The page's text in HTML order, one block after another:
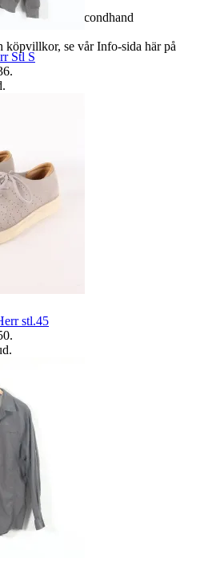
#design #secondhand
köpvillkor, se vår Info-sida här på
Stl S
.
.
stl.45
.
.